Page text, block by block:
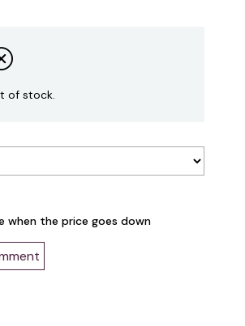
of stock.
when the price goes down